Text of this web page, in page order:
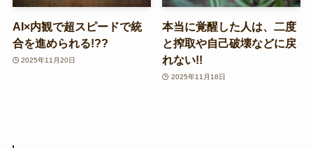
AI×内観で超スピードで統
合を進められる!??
2025年11月20日
本当に覚醒した人は、二度
と搾取や自己破壊などに戻
れない!!
2025年11月18日